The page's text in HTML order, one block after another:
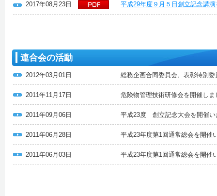
2017年08月23日 平成29年度９月５日創立記念講
連合会の活動
2012年03月01日 総務企画合同委員会、表彰特別
2011年11月17日 危険物管理技術研修会を開催しま
2011年09月06日 平成23度 創立記念大会を開催い
2011年06月28日 平成23年度第1回通常総会を開催
2011年06月03日 平成23年度第1回通常総会を開催